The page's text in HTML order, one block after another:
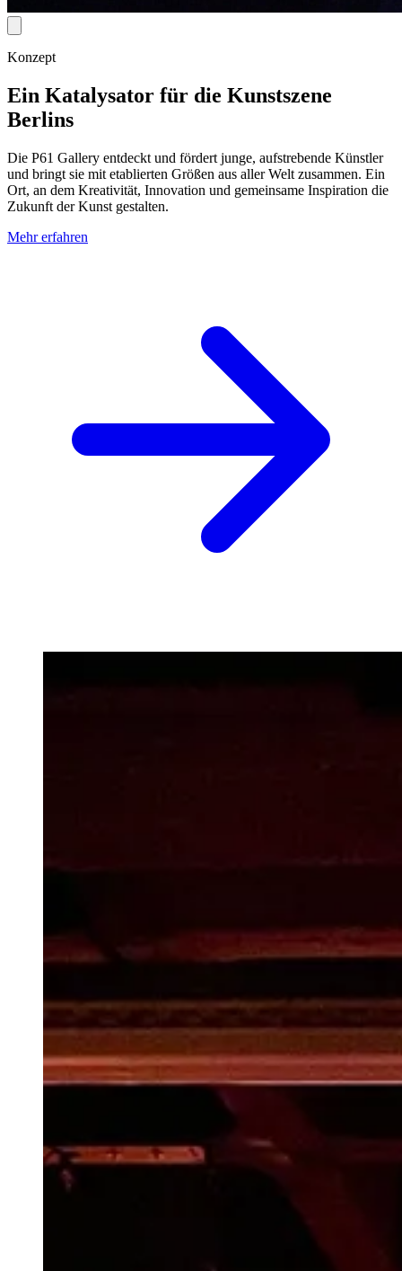
Konzept
Ein Katalysator für die Kunstszene
Berlins
Die P61 Gallery entdeckt und fördert junge, aufstrebende Künstler
und bringt sie mit etablierten Größen aus aller Welt zusammen. Ein
Ort, an dem Kreativität, Innovation und gemeinsame Inspiration die
Zukunft der Kunst gestalten.
Mehr erfahren